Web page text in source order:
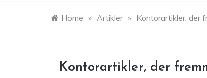
Home » Artikler » Kontorartikler, der
Kontorartikler, der